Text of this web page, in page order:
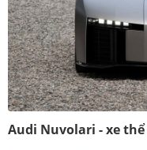
Audi Nuvolari - xe